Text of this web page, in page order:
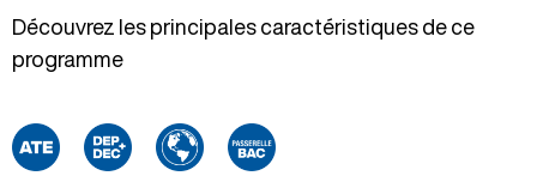
Découvrez les principales caractéristiques de ce
programme